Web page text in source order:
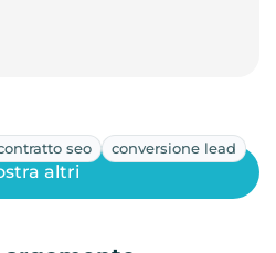
seo
conversione lead
altri